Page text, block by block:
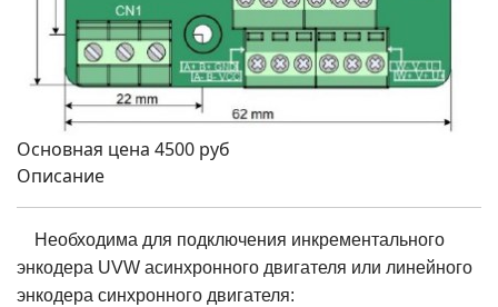
Основная цена 4500 руб
Описание
Необходима для подключения инкрементального
энкодера UVW асинхронного двигателя или линейного
энкодера синхронного двигателя: